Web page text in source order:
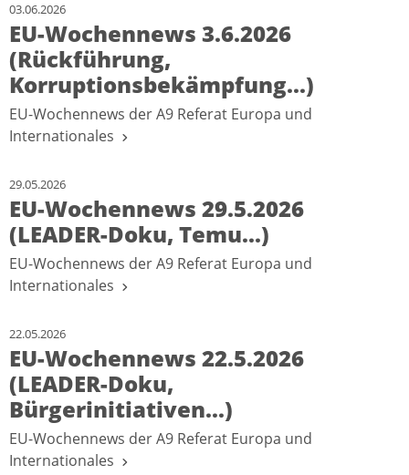
03.06.2026
EU-Wochennews 3.6.2026
(Rückführung,
Korruptionsbekämpfung...)
EU-Wochennews der A9 Referat Europa und
Internationales
29.05.2026
EU-Wochennews 29.5.2026
(LEADER-Doku, Temu...)
EU-Wochennews der A9 Referat Europa und
Internationales
22.05.2026
EU-Wochennews 22.5.2026
(LEADER-Doku,
Bürgerinitiativen...)
EU-Wochennews der A9 Referat Europa und
Internationales